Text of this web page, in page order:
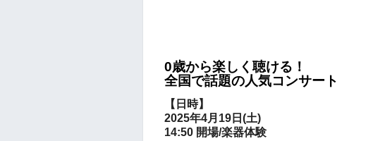
0歳から楽しく聴ける！
全国で話題の人気コンサート
【日時】
2025年4月19日(土)
14:50 開場/楽器体験